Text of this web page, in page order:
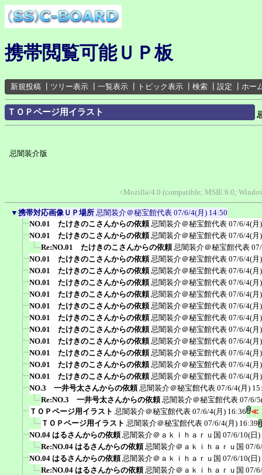
携帯閲覧可能ＵＰ板
新規投稿 ツリー表示 一覧表示 トピック表示 検索 設定 ホー
ＴＯＰページ用イラスト
忌闇装介版
<Mozilla/4.0 (compatible; MSIE 6.0;
▼ 携帯対応画像ＵＰ場所 忌闇装介＠秘宝館代表 07/6/4(月) 14:50
NO.01 たけきのこさんからの依頼 忌闇装介＠秘宝館代表 07/6/4(月
NO.01 たけきのこさんからの依頼 忌闇装介＠秘宝館代表 07/6/4(月
Re:NO.01 たけきのこさんからの依頼 忌闇装介＠秘宝館代表
NO.01 たけきのこさんからの依頼 忌闇装介＠秘宝館代表 07/6/4(月
NO.01 たけきのこさんからの依頼 忌闇装介＠秘宝館代表 07/6/4(月
NO.01 たけきのこさんからの依頼 忌闇装介＠秘宝館代表 07/6/4(月
NO.01 たけきのこさんからの依頼 忌闇装介＠秘宝館代表 07/6/4(月
NO.01 たけきのこさんからの依頼 忌闇装介＠秘宝館代表 07/6/4(月
NO.01 たけきのこさんからの依頼 忌闇装介＠秘宝館代表 07/6/4(月
NO.01 たけきのこさんからの依頼 忌闇装介＠秘宝館代表 07/6/4(月
NO.01 たけきのこさんからの依頼 忌闇装介＠秘宝館代表 07/6/4(月
NO.01 たけきのこさんからの依頼 忌闇装介＠秘宝館代表 07/6/4(月
NO.01 たけきのこさんからの依頼 忌闇装介＠秘宝館代表 07/6/4(月
NO.01 たけきのこさんからの依頼 忌闇装介＠秘宝館代表 07/6/4(月
NO.3 一井号太さんからの依頼 忌闇装介＠秘宝館代表 07/6/4(月)
Re:NO.3 一井号太さんからの依頼 忌闇装介＠秘宝館代表 07/6/
ＴＯＰページ用イラスト 忌闇装介＠秘宝館代表 07/6/4(月) 16:36 ≪
ＴＯＰページ用イラスト 忌闇装介＠秘宝館代表 07/6/4(月) 16:39
NO.04 はるさんからの依頼 忌闇装介＠ａｋｉｈａｒｕ国 07/6/10(日)
Re:NO.04 はるさんからの依頼 忌闇装介＠ａｋｉｈａｒｕ国 07/
NO.04 はるさんからの依頼 忌闇装介＠ａｋｉｈａｒｕ国 07/6/10(日)
Re:NO.04 はるさんからの依頼 忌闇装介＠ａｋｉｈａｒｕ国 07/